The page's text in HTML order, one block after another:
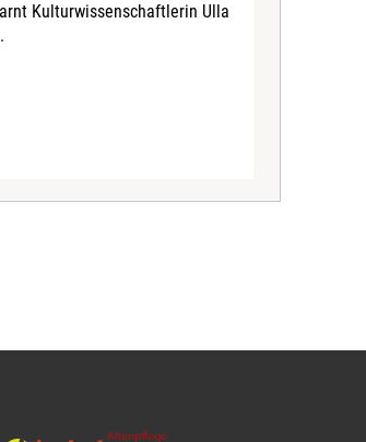
Kulturwissenschaftlerin Ulla